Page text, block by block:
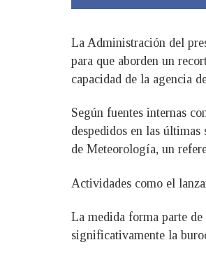
La Administración del
para que aborden un
capacidad de la agencia
Según fuentes internas
despedidos en las
de Meteorología, un
Actividades como el
La medida forma parte
significativamente la